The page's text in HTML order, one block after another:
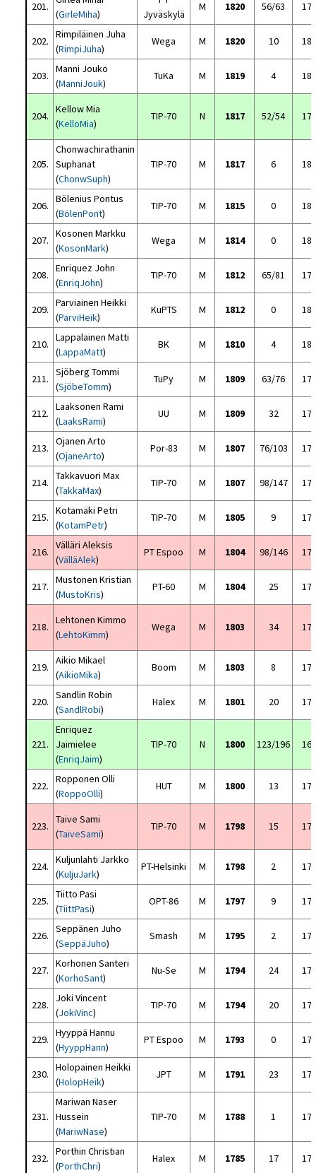
201.
(GirleMiha)
Jyväskylä
M 1820 56/63
202.
Rimpiläinen Juha
(RimpiJuha)
Wega M 1820 10
203.
Manni Jouko
(ManniJouk)
TuKa M 1819 4
204.
Kellow Mia
(KelloMia)
TIP-70 N 1817 52/54
205.
Chonwachirathanin
Suphanat
(ChonwSuph)
TIP-70 M 1817 6
206.
Bölenius Pontus
(BölenPont)
TIP-70 M 1815 0
207.
Kosonen Markku
(KosonMark)
Wega M 1814 0
208.
Enriquez John
(EnriqJohn)
TIP-70 M 1812 65/81
209.
Parviainen Heikki
(ParviHeik)
KuPTS M 1812 0
210.
Lappalainen Matti
(LappaMatt)
BK M 1810 4
211.
Sjöberg Tommi
(SjöbeTomm)
TuPy M 1809 63/76
212.
Laaksonen Rami
(LaaksRami)
UU M 1809 32
213.
Ojanen Arto
(OjaneArto)
Por-83 M 1807 76/103
214.
Takkavuori Max
(TakkaMax)
TIP-70 M 1807 98/147
215.
Kotamäki Petri
(KotamPetr)
TIP-70 M 1805 9
216.
Välläri Aleksis
(VälläAlek)
PT Espoo M 1804 98/146
217.
Mustonen Kristian
(MustoKris)
PT-60 M 1804 25
218.
Lehtonen Kimmo
(LehtoKimm)
Wega M 1803 34
219.
Aikio Mikael
(AikioMika)
Boom M 1803 8
220.
Sandlin Robin
(SandlRobi)
Halex M 1801 20
221.
Enriquez
Jaimielee
(EnriqJaim)
TIP-70 N 1800 123/196
222.
Ropponen Olli
(RoppoOlli)
HUT M 1800 13
223.
Taive Sami
(TaiveSami)
TIP-70 M 1798 15
224.
Kuljunlahti Jarkko
(KuljuJark)
PT-Helsinki M 1798 2
225.
Tiitto Pasi
(TiittPasi)
OPT-86 M 1797 9
226.
Seppänen Juho
(SeppäJuho)
Smash M 1795 2
227.
Korhonen Santeri
(KorhoSant)
Nu-Se M 1794 24
228.
Joki Vincent
(JokiVinc)
TIP-70 M 1794 20
229.
Hyyppä Hannu
(HyyppHann)
PT Espoo M 1793 0
230.
Holopainen Heikki
(HolopHeik)
JPT M 1791 23
231.
Mariwan Naser
Hussein
(MariwNase)
TIP-70 M 1788 1
232.
Porthin Christian
(PorthChri)
Halex M 1785 17